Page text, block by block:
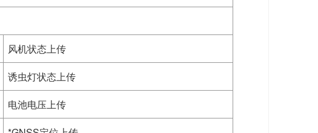
风机状态上传
诱虫灯状态上传
电池电压上传